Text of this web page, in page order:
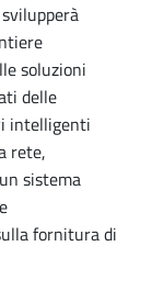
soluzioni
delle
intelligenti
rete,
sistema
fornitura di